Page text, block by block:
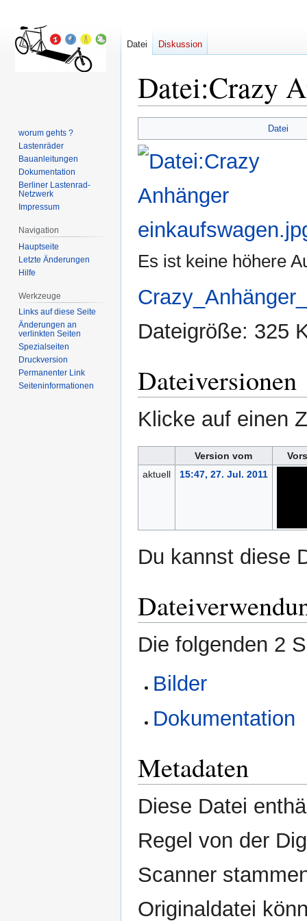
Datei:Crazy
Navigation
springen
Suche
springen
Datei
Es ist keine höhere
Dateigröße: 325
Dateiversionen
Klicke auf einen
Version vom
aktuell
15:47, 27. Jul. 2011
Du kannst diese
Die folgenden 2
Bilder
Dokumentation
Metadaten
Diese Datei
Regel von der
Scanner
Originaldatei
Datei Diskussion
worum gehts ?
Lastenräder
Bauanleitungen
Dokumentation
Berliner Lastenrad-
Netzwerk
Impressum
Navigation
Hauptseite
Letzte Änderungen
Hilfe
Werkzeuge
Links auf diese Seite
Änderungen an
verlinkten Seiten
Spezialseiten
Druckversion
Permanenter Link
Seiten­informationen